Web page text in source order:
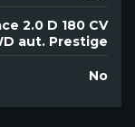
2.0 D 180 CV
aut. Prestige
No